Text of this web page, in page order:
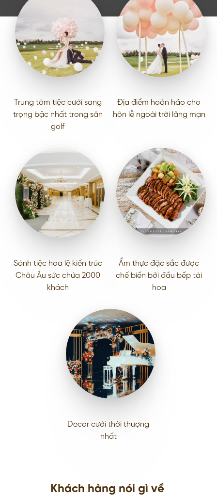
Trung tâm tiệc cưới sang
trọng bậc nhất trong sân
golf
Địa điểm hoàn hảo cho
hôn lễ ngoài trời lãng mạn
Sảnh tiệc hoa lệ kiến trúc
Châu Âu sức chứa 2000
khách
Ẩm thực đặc sắc được
chế biến bởi đầu bếp tài
hoa
Decor cưới thời thượng
nhất
Khách hàng nói gì về